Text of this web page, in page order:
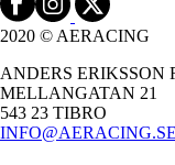
2020 © AERACING
ANDERS ERIKSSON
MELLANGATAN 21
543 23 TIBRO
INFO@AERACING.SE